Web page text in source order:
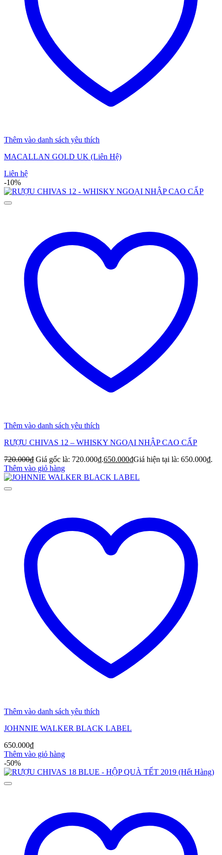
Thêm vào danh sách yêu thích
MACALLAN GOLD UK (Liên Hệ)
Liên hệ
-10%
Thêm vào danh sách yêu thích
RƯỢU CHIVAS 12 – WHISKY NGOẠI NHẬP CAO CẤP
720.000₫ Giá gốc là: 720.000₫.650.000₫Giá hiện tại là: 650.000₫.
Thêm vào giỏ hàng
Thêm vào danh sách yêu thích
JOHNNIE WALKER BLACK LABEL
650.000₫
Thêm vào giỏ hàng
-50%